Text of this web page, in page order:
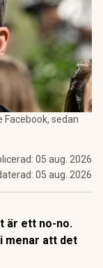
sedan
05 aug. 2026
05 aug. 2026
är ett no-no.
menar att det